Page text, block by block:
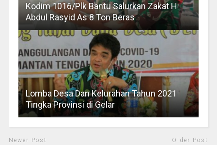
Kodim 1016/Plk Bantu Salurkan Zakat H
Abdul Rasyid As 8 Ton Beras
Lomba Desa Dan Kelurahan Tahun 2021
Tingka Provinsi di Gelar
Newer Post Older Post